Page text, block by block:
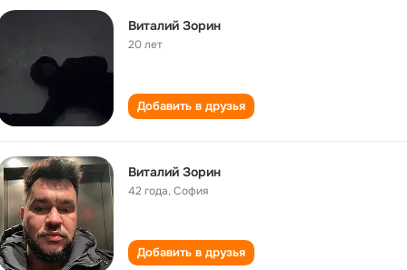
Виталий Зорин
20 лет
Добавить в друзья
Виталий Зорин
42 года,София
Добавить в друзья